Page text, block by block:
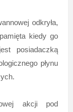
odkryła,
kiedy go
posiadaczką
płynu
akcji pod